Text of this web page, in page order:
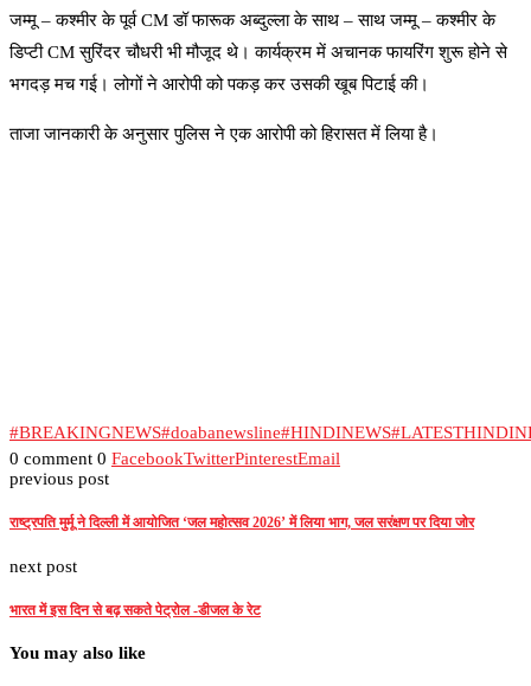
जम्मू – कश्मीर के पूर्व CM डॉ फारूक अब्दुल्ला के साथ – साथ जम्मू – कश्मीर के
डिप्टी CM सुरिंदर चौधरी भी मौजूद थे। कार्यक्रम में अचानक फायरिंग शुरू होने से
भगदड़ मच गई। लोगों ने आरोपी को पकड़ कर उसकी खूब पिटाई की।
ताजा जानकारी के अनुसार पुलिस ने एक आरोपी को हिरासत में लिया है।
#BREAKINGNEWS#doabanewsline#HINDINEWS
0 comment 0 FacebookTwitterPinterestEmail
previous post
राष्ट्रपति मुर्मू ने दिल्ली में आयोजित ‘जल महोत्सव 2026’ में लिया भाग, जल सरंक्षण पर दिया जोर
next post
भारत में इस दिन से बढ़ सकते पेट्रोल -डीजल के रेट
You may also like